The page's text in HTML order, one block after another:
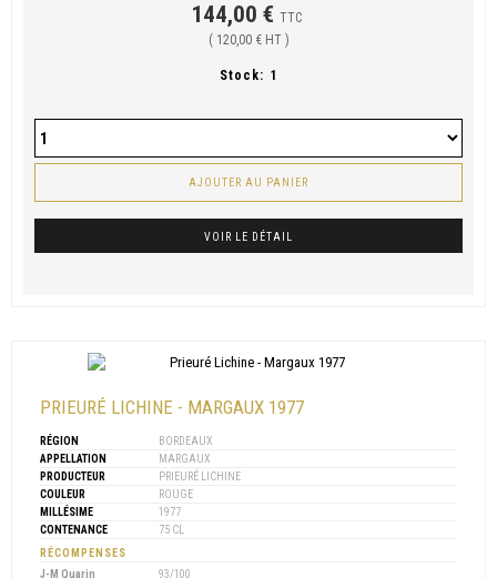
144,00 € TTC
( 120,00 € HT )
Stock: 1
AJOUTER AU PANIER
VOIR LE DÉTAIL
PRIEURÉ LICHINE - MARGAUX 1977
RÉGION
BORDEAUX
APPELLATION
MARGAUX
PRODUCTEUR
PRIEURÉ LICHINE
COULEUR
ROUGE
MILLÉSIME
1977
CONTENANCE
75 CL
RÉCOMPENSES
J-M Quarin
93/100